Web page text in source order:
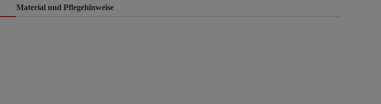
Material und Pflegehinweise